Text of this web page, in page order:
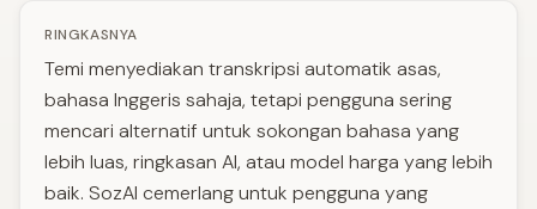
RINGKASNYA
Temi menyediakan transkripsi automatik asas,
bahasa Inggeris sahaja, tetapi pengguna sering
mencari alternatif untuk sokongan bahasa yang
lebih luas, ringkasan AI, atau model harga yang lebih
baik. SozAI cemerlang untuk pengguna yang